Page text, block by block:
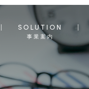
SOLUTION
事業案内